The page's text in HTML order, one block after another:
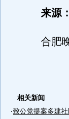
来源：
合肥晚
相关新闻
·致公党提案多建